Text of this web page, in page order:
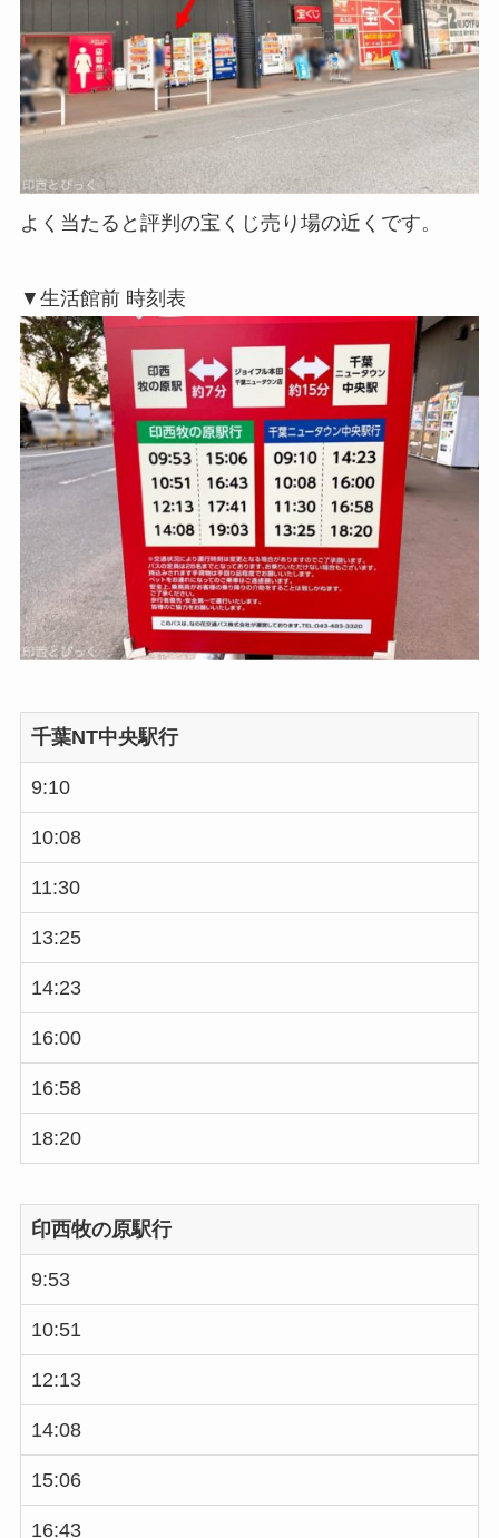
よく当たると評判の宝くじ売り場の近くです。
▼生活館前 時刻表
千葉NT中央駅行
9:10
10:08
11:30
13:25
14:23
16:00
16:58
18:20
印西牧の原駅行
9:53
10:51
12:13
14:08
15:06
16:43